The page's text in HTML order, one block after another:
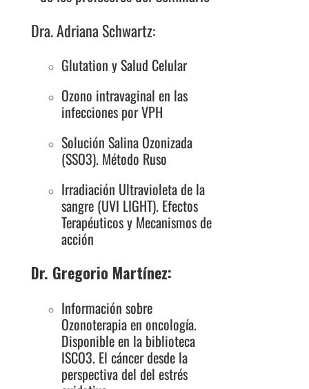
Dra. Adriana Schwartz:
Glutation y Salud Celular
Ozono intravaginal en las
infecciones por VPH
Solución Salina Ozonizada
(SSO3). Método Ruso
Irradiación Ultravioleta de la
sangre (UVI LIGHT). Efectos
Terapéuticos y Mecanismos de
acción
Dr. Gregorio Martínez:
Información sobre
Ozonoterapia en oncología.
Disponible en la biblioteca
ISCO3. El cáncer desde la
perspectiva del del estrés